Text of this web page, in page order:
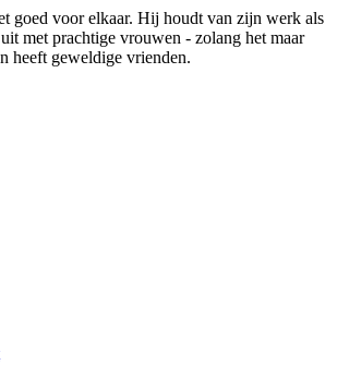
goed voor elkaar. Hij houdt van zijn werk als
met prachtige vrouwen - zolang het maar
heeft geweldige vrienden.